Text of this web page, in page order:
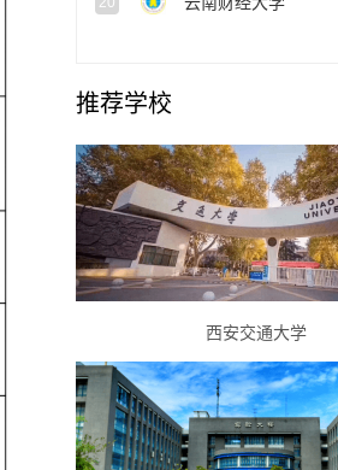
推荐学校
西安交通大学